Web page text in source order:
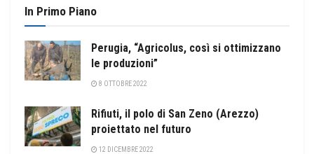
In Primo Piano
Perugia, “Agricolus, così si ottimizzano
le produzioni”
8 OTTOBRE 2022
Rifiuti, il polo di San Zeno (Arezzo)
proiettato nel futuro
12 DICEMBRE 2022